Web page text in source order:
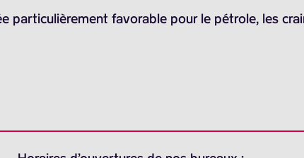
particulièrement favorable pour le pétrole, les